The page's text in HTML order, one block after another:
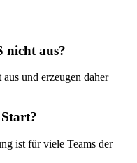
nicht aus?
und erzeugen daher
ist für viele Teams der